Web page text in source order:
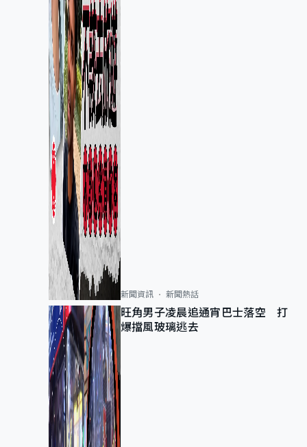
新聞資訊 新聞熱話
旺角男子凌晨追通宵巴士落空 打
爆擋風玻璃逃去